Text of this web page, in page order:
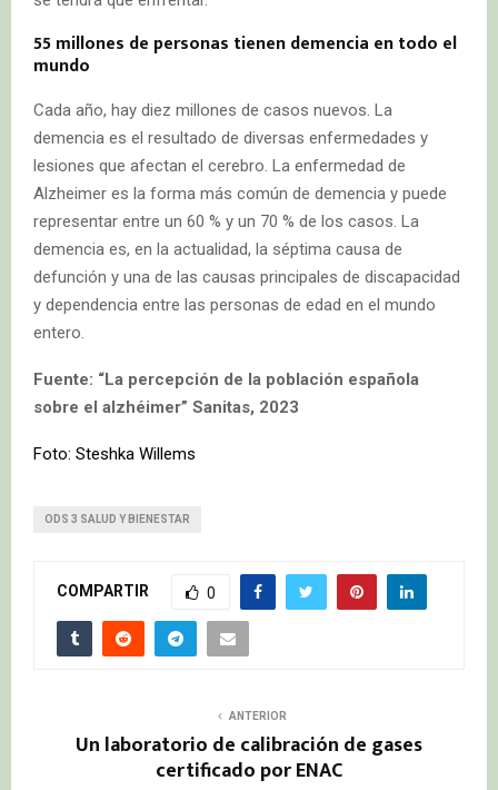
55 millones de personas tienen demencia en todo el
mundo
Cada año, hay diez millones de casos nuevos. La
demencia es el resultado de diversas enfermedades y
lesiones que afectan el cerebro. La enfermedad de
Alzheimer es la forma más común de demencia y puede
representar entre un 60 % y un 70 % de los casos. La
demencia es, en la actualidad, la séptima causa de
defunción y una de las causas principales de discapacidad
y dependencia entre las personas de edad en el mundo
entero.
Fuente: “La percepción de la población española
sobre el alzhéimer” Sanitas, 2023
Foto: Steshka Willems
ODS 3 SALUD Y BIENESTAR
COMPARTIR 0
ANTERIOR
Un laboratorio de calibración de gases
certificado por ENAC